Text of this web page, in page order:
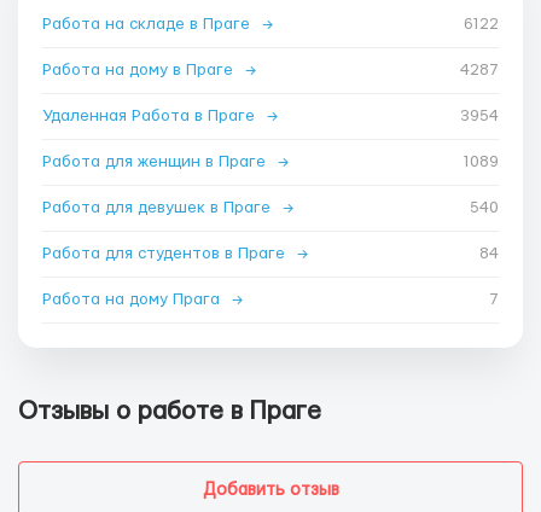
Работа на складе в Праге → 6122
Работа на дому в Праге → 4287
Удаленная Работа в Праге → 3954
Работа для женщин в Праге → 1089
Работа для девушек в Праге → 540
Работа для студентов в Праге → 84
Работа на дому Прага → 7
Отзывы о работе в Праге
Добавить отзыв